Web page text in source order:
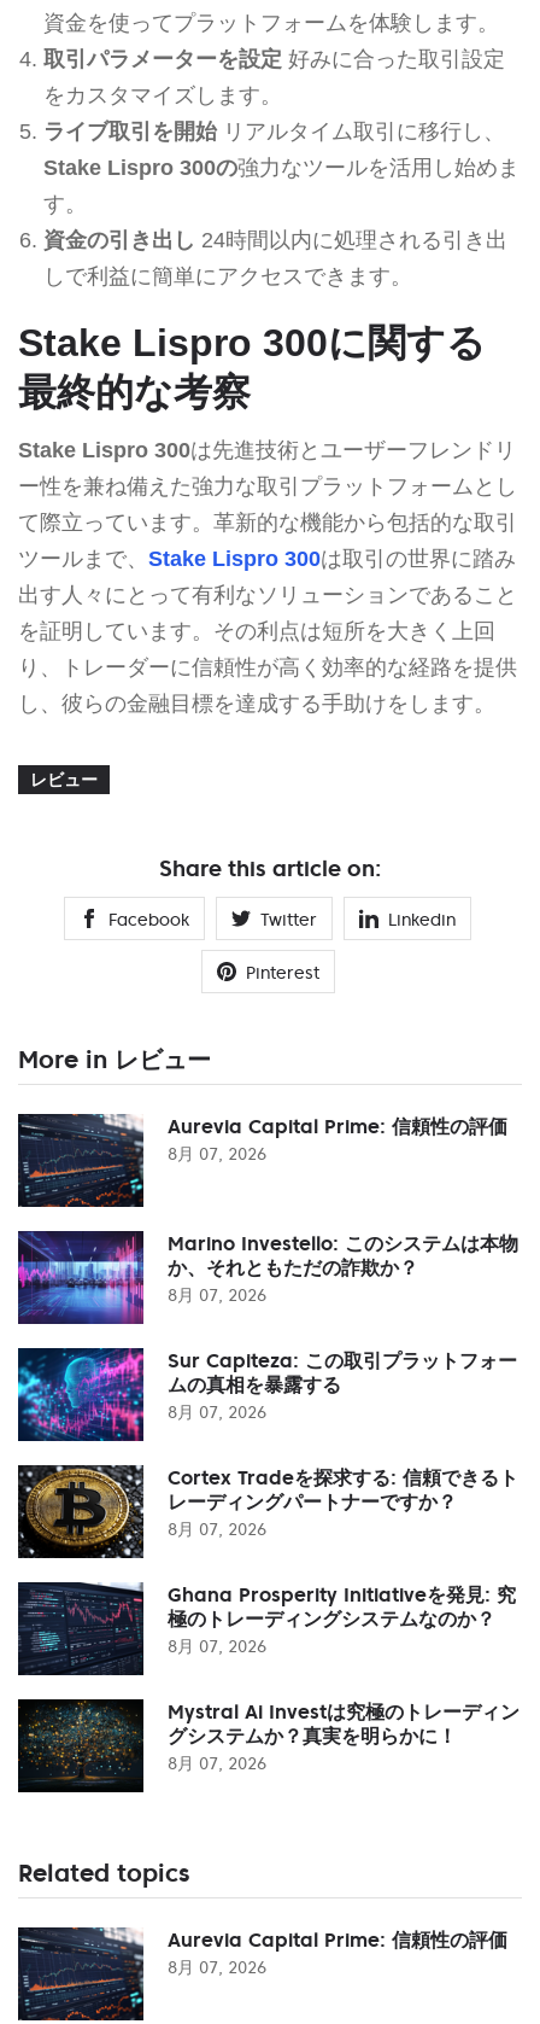
資金を使ってプラットフォームを体験します。
取引パラメーターを設定 好みに合った取引設定
をカスタマイズします。
ライブ取引を開始リアルタイム取引に移行し、
Stake Lispro 300の強力なツールを活用し始めま
す。
資金の引き出し 24時間以内に処理される引き出
しで利益に簡単にアクセスできます。
Stake Lispro 300に関する
最終的な考察
Stake Lispro 300は先進技術とユーザーフレンドリ
ー性を兼ね備えた強力な取引プラットフォームとし
て際立っています。革新的な機能から包括的な取引
ツールまで、 Stake Lispro 300は取引の世界に踏み
出す人々にとって有利なソリューションであること
を証明しています。その利点は短所を大きく上回
り、トレーダーに信頼性が高く効率的な経路を提供
し、彼らの金融目標を達成する手助けをします。
レビュー
Share this article on:
Facebook Twitter Linkedin
Pinterest
More in レビュー
Aurevia Capital Prime: 信頼性の評価
8月 07, 2026
Marino Investello: このシステムは本物
か、それともただの詐欺か？
8月 07, 2026
Sur Capiteza: この取引プラットフォー
ムの真相を暴露する
8月 07, 2026
Cortex Tradeを探求する: 信頼できるト
レーディングパートナーですか？
8月 07, 2026
Ghana Prosperity Initiativeを発見: 究
極のトレーディングシステムなのか？
8月 07, 2026
Mystral Ai Investは究極のトレーディン
グシステムか？真実を明らかに！
8月 07, 2026
Related topics
Aurevia Capital Prime: 信頼性の評価
8月 07, 2026